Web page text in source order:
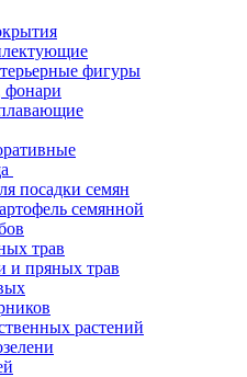
фигуры
фонари
посадки семян
семянной
трав
и пряных трав
растений